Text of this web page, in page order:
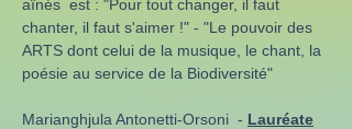
aînés est : "Pour tout changer, il faut
chanter, il faut s'aimer !" - "Le pouvoir des
ARTS dont celui de la musique, le chant, la
poésie au service de la Biodiversité"
Marianghjula Antonetti-Orsoni - Lauréate